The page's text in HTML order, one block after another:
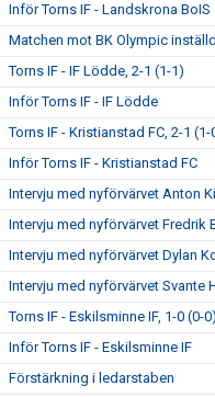
Inför Torns IF - Landskrona BoIS
Matchen mot BK Olympic inställd
Torns IF - IF Lödde, 2-1 (1-1)
Inför Torns IF - IF Lödde
Torns IF - Kristianstad FC, 2-1 (1-
Inför Torns IF - Kristianstad FC
Intervju med nyförvärvet Anton
Intervju med nyförvärvet Fredrik
Intervju med nyförvärvet Dylan
Intervju med nyförvärvet Svante
Torns IF - Eskilsminne IF, 1-0 (0-0)
Inför Torns IF - Eskilsminne IF
Förstärkning i ledarstaben